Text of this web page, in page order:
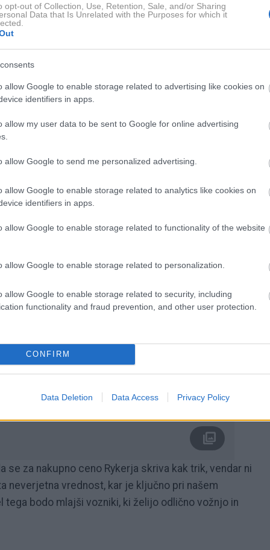
opt-out of Collection, Use, Retention, Sale, and/or Sharing
Data that Is Unrelated with the Purposes for which it
allow Google to enable storage related to advertising like cookies on
identifiers in apps.
allow my user data to be sent to Google for online advertising
allow Google to send me personalized advertising.
allow Google to enable storage related to analytics like cookies on
identifiers in apps.
allow Google to enable storage related to functionality of the website
allow Google to enable storage related to personalization.
allow Google to enable storage related to security, including
functionality and fraud prevention, and other user protection.
CONFIRM
Data Deletion Data Access Privacy Policy
motorjema proizvajalca Rotax: dvovaljnim
gred, ki ne zahteva nastavitve, poravnave ali
Njegova posebnost je tudi v nastavljivosti položaja
mogoče nastaviti tako, da se prilegajo različnim
orodij ali delov.
kolesi, ki je bilo kdaj koli ustvarjeno. Ima samodejni
prestav, ampak za pospeševanje samo navijete plin.
z dvema kolesoma spredaj in enim zadaj poskrbi za
nadzor stabilnosti vozila poskrbi za dobro zaviranje.
odzivnostjo in nizkim težiščem, ki povezuje voznika
se za nakupno ceno Rykerja skriva kak trik, vendar ni
neverjetna vrednost, kar je ključno pri našem
tega bodo mlajši vozniki, ki želijo odlično vožnjo in